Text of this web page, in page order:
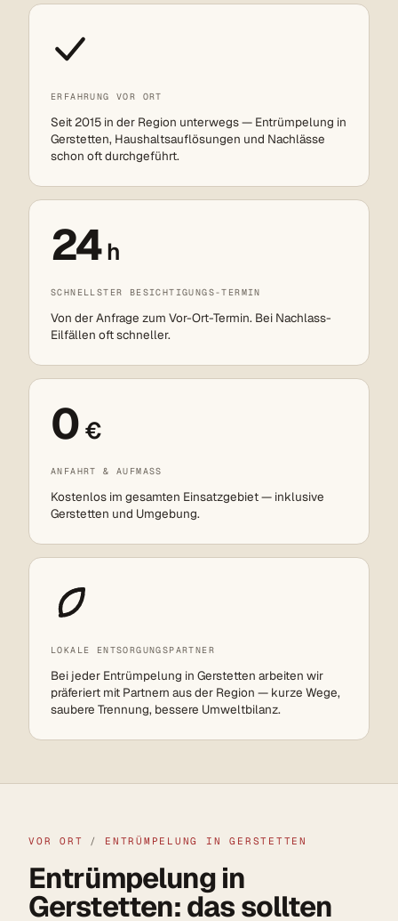
ERFAHRUNG VOR ORT
Seit 2015 in der Region unterwegs — Entrümpelung in
Gerstetten, Haushaltsauflösungen und Nachlässe
schon oft durchgeführt.
24h
SCHNELLSTER BESICHTIGUNGS-TERMIN
Von der Anfrage zum Vor-Ort-Termin. Bei Nachlass-
Eilfällen oft schneller.
0 €
ANFAHRT & AUFMASS
Kostenlos im gesamten Einsatzgebiet — inklusive
Gerstetten und Umgebung.
LOKALE ENTSORGUNGSPARTNER
Bei jeder Entrümpelung in Gerstetten arbeiten wir
präferiert mit Partnern aus der Region — kurze Wege,
saubere Trennung, bessere Umweltbilanz.
VOR ORT / ENTRÜMPELUNG IN GERSTETTEN
Entrümpelung in
Gerstetten: das sollten